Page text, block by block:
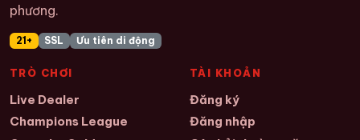
phương.
21+ SSL Ưu tiên di động
TRÒ CHƠI
Live Dealer
Champions League
TÀI KHOẢN
Đăng ký
Đăng nhập